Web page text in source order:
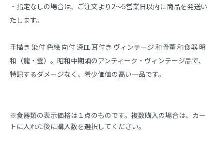
・指定なしの場合は、ご注文より2～5営業日以内に商品を発送い
たします。
手描き 染付 色絵 向付 深皿 耳付き ヴィンテージ 和骨董 和食器 昭
和（龍・雲）。昭和中期頃のアンティーク・ヴィンテージ品で、
特記するダメージなく、希少価値の高い一品です。
※食器類の表示価格は１点のものです。複数購入の場合は、カー
トに入れた後に購入数を選択してください。